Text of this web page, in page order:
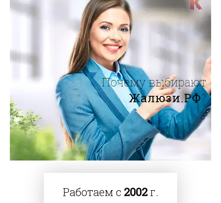
Почему выбирают
Жалюзи.РФ?
Работаем с 2002 г.